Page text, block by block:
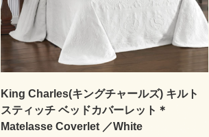
King Charles(キングチャールズ) キルト
スティッチ ベッドカバーレット＊
Matelasse Coverlet ／White